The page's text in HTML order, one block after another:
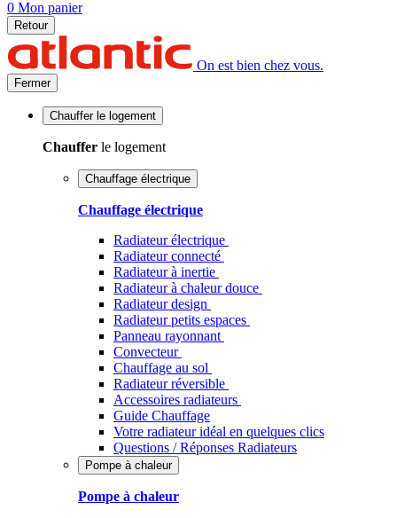
0 Mon panier
Retour
On est bien chez vous.
Fermer
Chauffer le logement
Chauffer le logement
Chauffage électrique
Chauffage électrique
Radiateur électrique
Radiateur connecté
Radiateur à inertie
Radiateur à chaleur douce
Radiateur design
Radiateur petits espaces
Panneau rayonnant
Convecteur
Chauffage au sol
Radiateur réversible
Accessoires radiateurs
Guide Chauffage
Votre radiateur idéal en quelques clics
Questions / Réponses Radiateurs
Pompe à chaleur
Pompe à chaleur